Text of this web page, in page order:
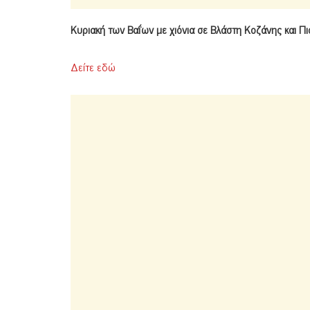
Κυριακή των Βαΐων με χιόνια σε Βλάστη Κοζάνης και
Δείτε εδώ